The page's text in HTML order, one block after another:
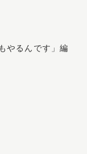
やるんです」編